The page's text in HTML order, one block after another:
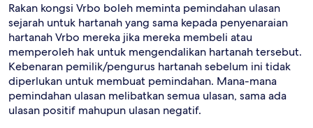
Rakan kongsi Vrbo boleh meminta pemindahan ulasan
sejarah untuk hartanah yang sama kepada penyenaraian
hartanah Vrbo mereka jika mereka membeli atau
memperoleh hak untuk mengendalikan hartanah tersebut.
Kebenaran pemilik/pengurus hartanah sebelum ini tidak
diperlukan untuk membuat pemindahan. Mana-mana
pemindahan ulasan melibatkan semua ulasan, sama ada
ulasan positif mahupun ulasan negatif.